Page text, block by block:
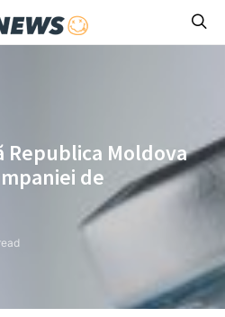
Republica Moldova
de